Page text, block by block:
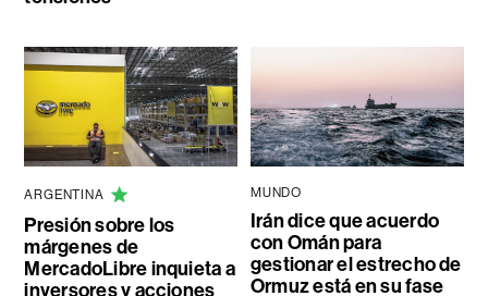
ARGENTINA
Presión sobre los
márgenes de
MercadoLibre inquieta a
inversores y acciones
MUNDO
Irán dice que acuerdo
con Omán para
gestionar el estrecho de
Ormuz está en su fase